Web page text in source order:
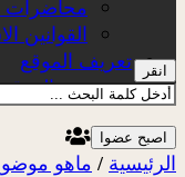
محاضرات
القوانين
تعريف الموقع
عن الموقع
انقر
اصبح عضوا
الرئيسية / ماهو